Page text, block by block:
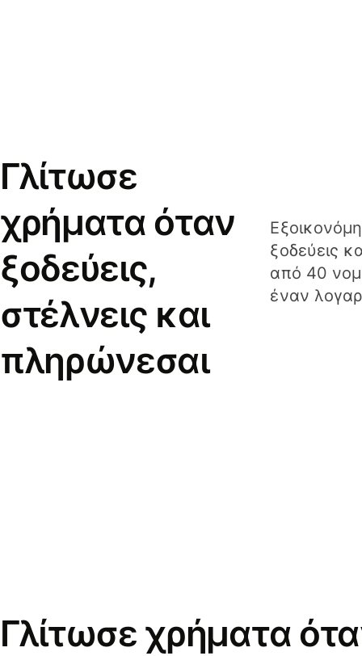
Γλίτωσε
χρήματα όταν
ξοδεύεις,
στέλνεις και
πληρώνεσαι
ξοδεύεις
από 40
έναν
Γλίτωσε χρήματα